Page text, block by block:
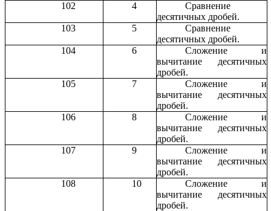
102
4
Сравнение
десятичных дробей.
103
5
Сравнение
десятичных дробей.
104
6
Сложение и
вычитание десятичных
дробей.
105
7
Сложение и
вычитание десятичных
дробей.
106
8
Сложение и
вычитание десятичных
дробей.
107
9
Сложение и
вычитание десятичных
дробей.
108
10
Сложение и
вычитание десятичных
дробей.